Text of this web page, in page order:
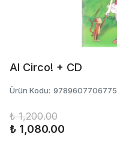
Al Circo! + CD
Ürün Kodu: 9789607706775
₺ 1,200.00
₺ 1,080.00